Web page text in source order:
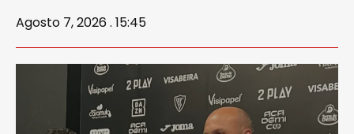
Agosto 7, 2026 . 15:45